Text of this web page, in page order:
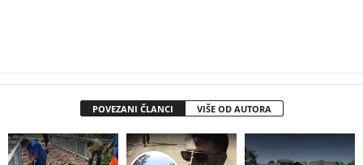
POVEZANI ČLANCI VIŠE OD AUTORA